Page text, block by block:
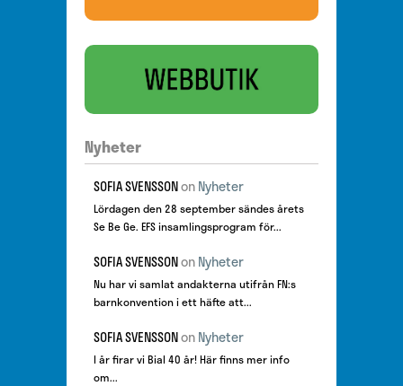
Nyheter
SOFIA SVENSSONonNyheter
Lördagen den 28 september sändes årets
Se Be Ge. EFS insamlingsprogram för...
SOFIA SVENSSONonNyheter
Nu har vi samlat andakterna utifrån FN:s
barnkonvention i ett häfte att...
SOFIA SVENSSONonNyheter
I år firar vi Bial 40 år! Här finns mer info
om...